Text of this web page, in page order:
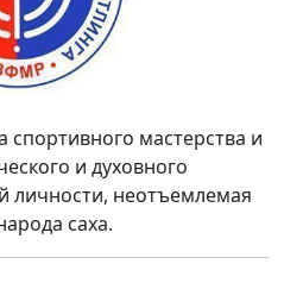
спортивного мастерства и
и духовного
личности, неотъемлемая
саха.